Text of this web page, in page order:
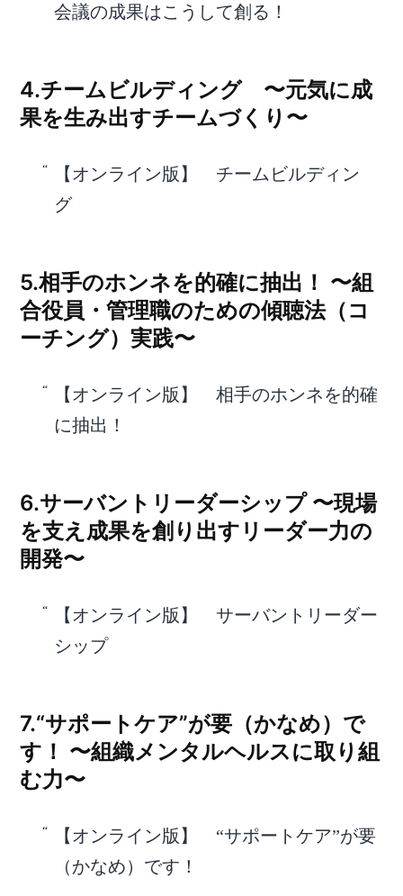
会議の成果はこうして創る！
4.チームビルディング 〜元気に成
果を生み出すチームづくり〜
【オンライン版】 チームビルディン
グ
5.相手のホンネを的確に抽出！ 〜組
合役員・管理職のための傾聴法（コ
ーチング）実践〜
【オンライン版】 相手のホンネを的確
に抽出！
6.サーバントリーダーシップ 〜現場
を支え成果を創り出すリーダー力の
開発〜
【オンライン版】 サーバントリーダー
シップ
7.“サポートケア”が要（かなめ）で
す！ 〜組織メンタルヘルスに取り組
む力〜
【オンライン版】 “サポートケア”が要
（かなめ）です！